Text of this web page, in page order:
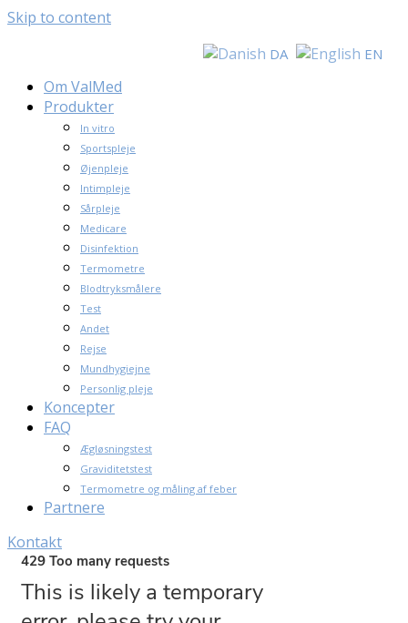
Skip to content
DA EN
Om ValMed
Produkter
In vitro
Sportspleje
Øjenpleje
Intimpleje
Sårpleje
Medicare
Disinfektion
Termometre
Blodtryksmålere
Test
Andet
Rejse
Mundhygiejne
Personlig pleje
Koncepter
FAQ
Ægløsningstest
Graviditetstest
Termometre og måling af feber
Partnere
Kontakt